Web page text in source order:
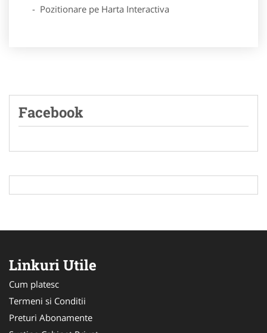
- Pozitionare pe Harta Interactiva
Facebook
Linkuri Utile
Cum platesc
Termeni si Conditii
Preturi Abonamente